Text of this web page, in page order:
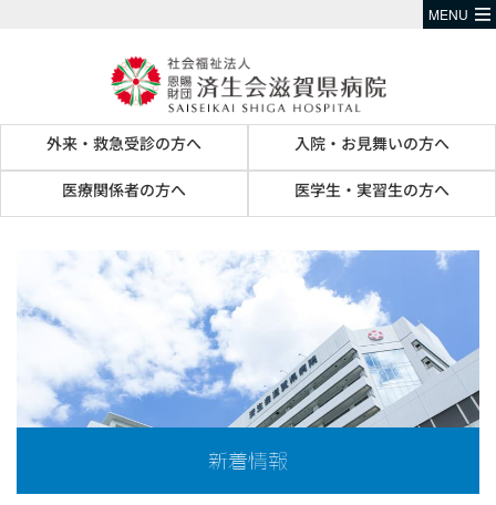
外来・救急受診の方へ 入院・お見舞いの方へ
医療関係者の方へ 医学生・実習生の方へ
MENU
新着情報